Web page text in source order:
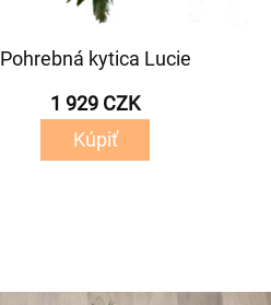
Pohrebná kytica Lucie
1 929 CZK
Kúpiť